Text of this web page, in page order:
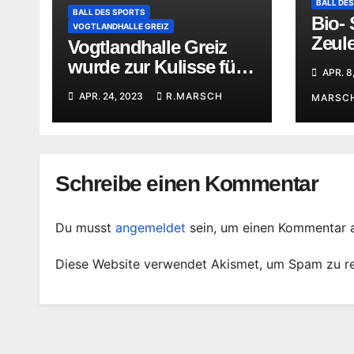
BALL DES SPORTS
VOGTLANDHALLE GREIZ
Vogtlandhalle Greiz
wurde zur Kulisse für
APR. 24, 2023 R.MARSCH
BALL
Bio-
APR.
Schreibe einen Kommentar
Du musst angemeldet sein, um einen Kommentar
Diese Website verwendet Akismet, um Spam zu